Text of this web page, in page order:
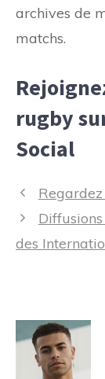
archives de
matchs.
rugby
Social
Navigation
des
des